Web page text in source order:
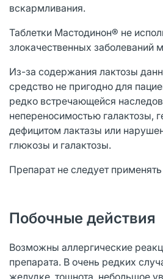
вскармливания.
Таблетки Мастодинон® не
злокачественных заболеваний
Из-за содержания лактозы
средство не пригодно для
редко встречающейся
непереносимостью галактозы,
дефицитом лактазы или
глюкозы и галактозы.
Препарат не следует применять
Побочные действия
Возможны аллергические
препарата. В очень редких
желудке, тошнота, небольшое